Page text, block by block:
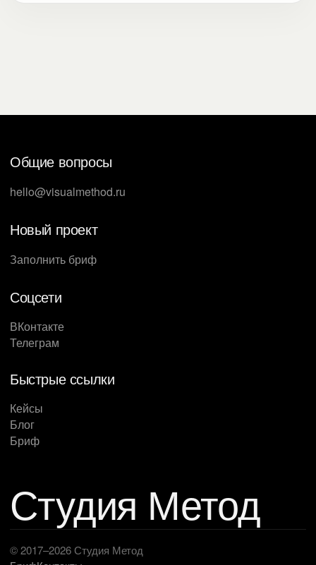
структура презентации коммерческого
выделиться? Студия Метод предлагает три
Общие вопросы
hello@visualmethod.ru
Новый проект
Заполнить бриф
Соцсети
ВКонтакте
Телеграм
Быстрые ссылки
Кейсы
Блог
Бриф
Студия Метод
© 2017–2026 Студия Метод